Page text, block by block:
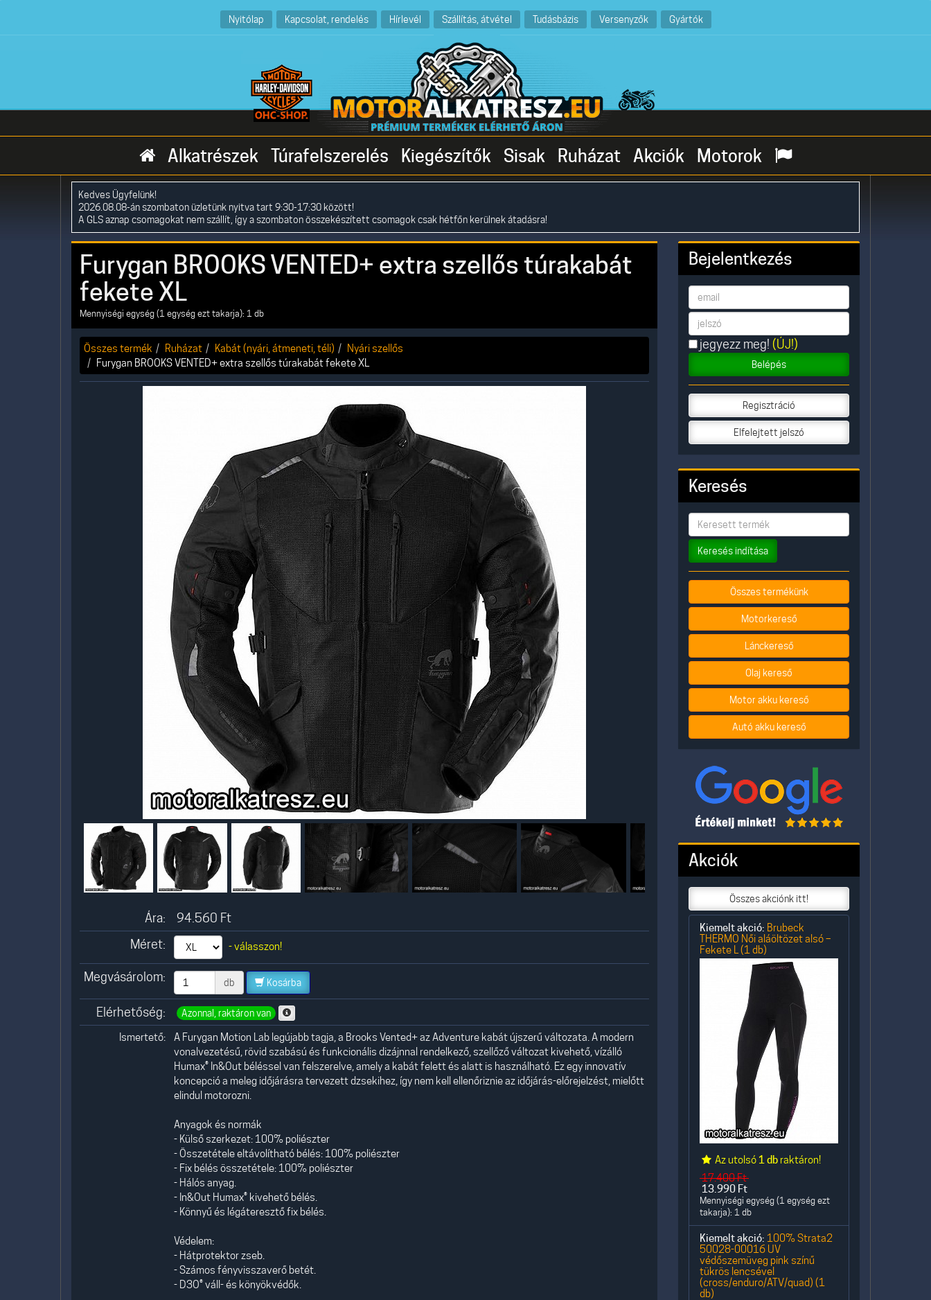
Nyitólap Kapcsolat, rendelés Hírlevél Szállítás, átvétel Tudásbázis Versenyzők Gyártók
Alkatrészek Túrafelszerelés Kiegészítők Sisak Ruházat Akciók Motorok
Kedves Ügyfelünk!
2026.08.08-án szombaton üzletünk nyitva tart 9:30-17:30 között!
A GLS aznap csomagokat nem szállít, így a szombaton összekészített csomagok csak hétfőn kerülnek átadásra!
Furygan BROOKS VENTED+ extra szellős túrakabát
fekete XL
Mennyiségi egység (1 egység ezt takarja): 1 db
Összes termék Ruházat Kabát (nyári, átmeneti, téli)
Nyári szellős
Furygan BROOKS VENTED+ extra szellős túrakabát fekete XL
Ára: 94.560 Ft
Méret:
- válasszon!
Megvásárolom: db Kosárba
Elérhetőség: Azonnal, raktáron van
Ismertető:
A Furygan Motion Lab legújabb tagja, a Brooks Vented+ az Adventure kabát újszerű változata. A modern
vonalvezetésű, rövid szabású és funkcionális dizájnnal rendelkező, szellőző változat kivehető, vízálló
Humax® In&Out béléssel van felszerelve, amely a kabát felett és alatt is használható. Ez egy innovatív
koncepció a meleg időjárásra tervezett dzsekihez, így nem kell ellenőriznie az időjárás-előrejelzést, mielőtt
elindul motorozni.
Anyagok és normák
- Külső szerkezet: 100% poliészter
- Összetétele eltávolítható bélés: 100% poliészter
- Fix bélés összetétele: 100% poliészter
- Hálós anyag.
- In&Out Humax® kivehető bélés.
- Könnyű és légáteresztő fix bélés.
Védelem:
- Hátprotektor zseb.
- Számos fényvisszaverő betét.
- D3O® váll- és könyökvédők.
Bejelentkezés
jegyezz meg! (ÚJ!)
Belépés
Regisztráció
Elfelejtett jelszó
Keresés
Keresés indítása
Összes termékünk
Motorkereső
Lánckereső
Olaj kereső
Motor akku kereső
Autó akku kereső
Akciók
Összes akciónk itt!
Kiemelt akció: Brubeck
THERMO Női aláöltözet alsó –
Fekete L (1 db)
Az utolsó 1 db raktáron!
17.400Ft
13.990 Ft
Mennyiségi egység (1 egység ezt
takarja): 1 db
Kiemelt akció: 100% Strata2
50028-00016 UV
védőszemüveg pink színű
tükrös lencsével
(cross/enduro/ATV/quad) (1
db)